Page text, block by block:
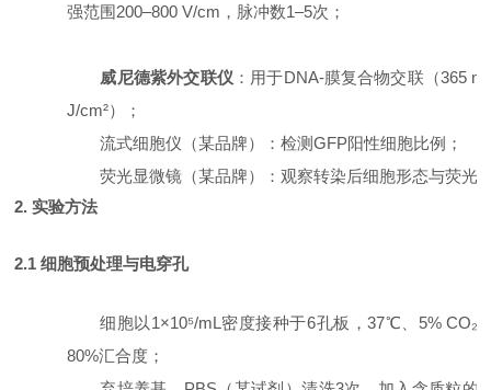
强范围200–800 V/cm，脉冲数1–5次；
威尼德紫外交联仪 ：用于DNA-膜复合物交联（365
J/cm²）；
流式细胞仪（某品牌）：检测GFP阳性细胞比例；
荧光显微镜（某品牌）：观察转染后细胞形态与荧光
2. 实验方法
2.1 细胞预处理与电穿孔
细胞以 1×10⁵/mL密度接种于6孔板，37℃、5% CO₂
80%汇合度；